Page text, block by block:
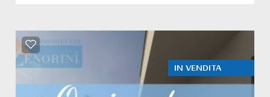
IN VENDITA